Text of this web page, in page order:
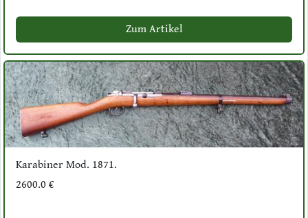
Zum Artikel
Karabiner Mod. 1871.
2600.0 €